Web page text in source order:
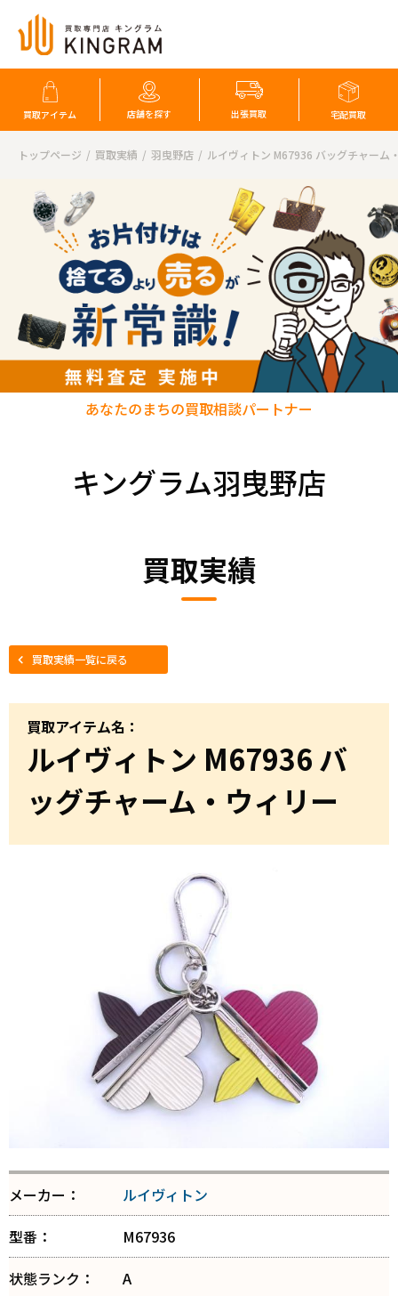
買取アイテム 店舗を探す 出張買取 宅配買取
トップページ 買取実績 羽曳野店 ルイヴィトン M67936 バッグチャーム
キングラム羽曳野店
あなたのまちの買取相談パートナー
買取実績
買取実績一覧に戻る
買取アイテム名：
ルイヴィトン M67936 バ
ッグチャーム・ウィリー
メーカー：
ルイヴィトン
型番：
M67936
状態ランク：
A